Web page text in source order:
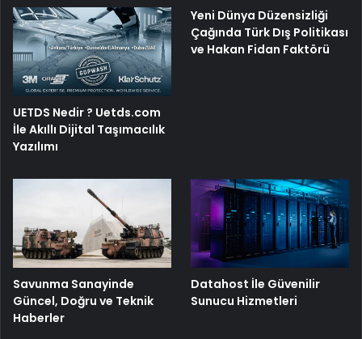
UETDS Nedir ? Uetds.com
İle Akıllı Dijital Taşımacılık
Yazılımı
Yeni Dünya Düzensizliği
Çağında Türk Dış Politikası
ve Hakan Fidan Faktörü
Savunma Sanayinde
Güncel, Doğru ve Teknik
Haberler
Datahost İle Güvenilir
Sunucu Hizmetleri